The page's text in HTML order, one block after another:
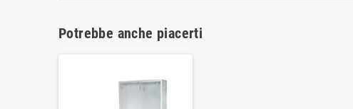
Potrebbe anche piacerti